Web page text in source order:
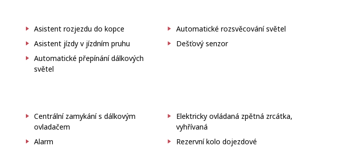
Asistent rozjezdu do kopce
Asistent jízdy v jízdním pruhu
Automatické přepínání dálkových
světel
Automatické rozsvěcování světel
Dešťový senzor
Centrální zamykání s dálkovým
ovladačem
Alarm
Elektricky ovládaná zpětná zrcátka,
vyhřívaná
Rezervní kolo dojezdové